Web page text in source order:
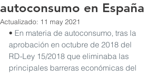
autoconsumo en España
Actualizado: 11 may 2021
• En materia de autoconsumo, tras la
aprobación en octubre de 2018 del
RD-Ley 15/2018 que eliminaba las
principales barreras económicas del